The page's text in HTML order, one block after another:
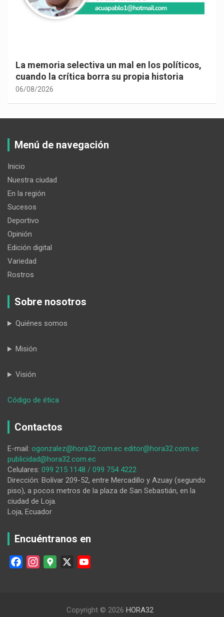
La memoria selectiva un mal en los políticos,
cuando la crítica borra su propia historia
06/08/2026
Menú de navegación
Inicio
Nuestra ciudad
En la región
Sucesos
Deportivo
Opinión
Edición digital
Variedad
Rostros
Sobre nosotros
Quiénes somos
Misión
Visión
Código de ética
un
ubicado
en
el
cerro
Villonaco,
la
al
hallar
Contactos
E-mail: ogonzalez@hora32.com.ec editor@hora32.com.ec
publicidad@hora32.com.ec
Celulares: 099 215 1148 / 099 754 4222
Dirección: Bolívar 209-52, entre Mercadillo y Azuay (segundo
piso), a pocos metros de la plaza de San Sebastián, en la
ciudad de Loja.
Loja, Ecuador
Encuéntranos en
u
Copyright © 2026 HORA32